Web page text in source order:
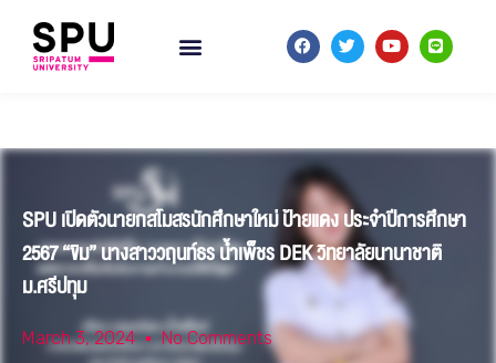
SPU เปิดตัวนายกสโมสรนักศึกษาใหม่ ป้ายแดง ประจำปีการศึกษา
2567 “ขิม” นางสาววฤนท์ธร น้ำเพ็ชร DEK วิทยาลัยนานาชาติ
ม.ศรีปทุม
March 3, 2024 No Comments